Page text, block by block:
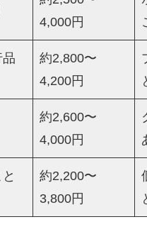
4,000円
約2,800〜
4,200円
約2,600〜
4,000円
約2,200〜
3,800円